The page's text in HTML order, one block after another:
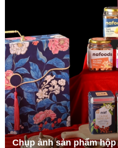
Chụp ảnh sản phẩm